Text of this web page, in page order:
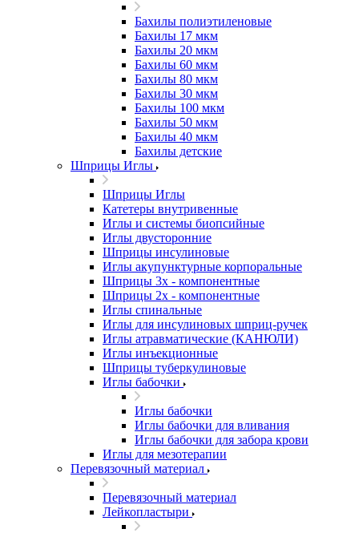
Бахилы полиэтиленовые
Бахилы 17 мкм
Бахилы 20 мкм
Бахилы 60 мкм
Бахилы 80 мкм
Бахилы 30 мкм
Бахилы 100 мкм
Бахилы 50 мкм
Бахилы 40 мкм
Бахилы детские
Шприцы Иглы
Шприцы Иглы
Катетеры внутривенные
Иглы и системы биопсийные
Иглы двусторонние
Шприцы инсулиновые
Иглы акупунктурные корпоральные
Шприцы 3х - компонентные
Шприцы 2х - компонентные
Иглы спинальные
Иглы для инсулиновых шприц-ручек
Иглы атравматические (КАНЮЛИ)
Иглы инъекционные
Шприцы туберкулиновые
Иглы бабочки
Иглы бабочки
Иглы бабочки для вливания
Иглы бабочки для забора крови
Иглы для мезотерапии
Перевязочный материал
Перевязочный материал
Лейкопластыри